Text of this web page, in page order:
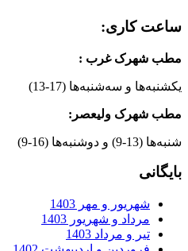
ساعت کاری:
مطب شهرک غرب :
یکشنبه‌ها و سه‌شنبه‌ها (17-13)
مطب شهرک ولیعصر:
شنبه‌ها (13-9) و دوشنبه‌ها (16-9)
بایگانی
شهریور و مهر 1403
مرداد و شهریور 1403
تیر و مرداد 1403